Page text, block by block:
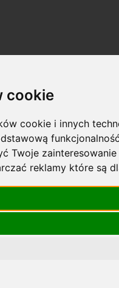
cookie
cookie i innych
Twoje
reklamy które są